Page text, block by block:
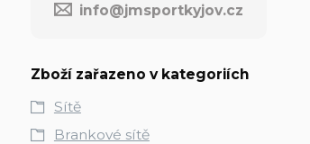
info@jmsportkyjov.cz
Zboží zařazeno v kategoriích
Sítě
Brankové sítě